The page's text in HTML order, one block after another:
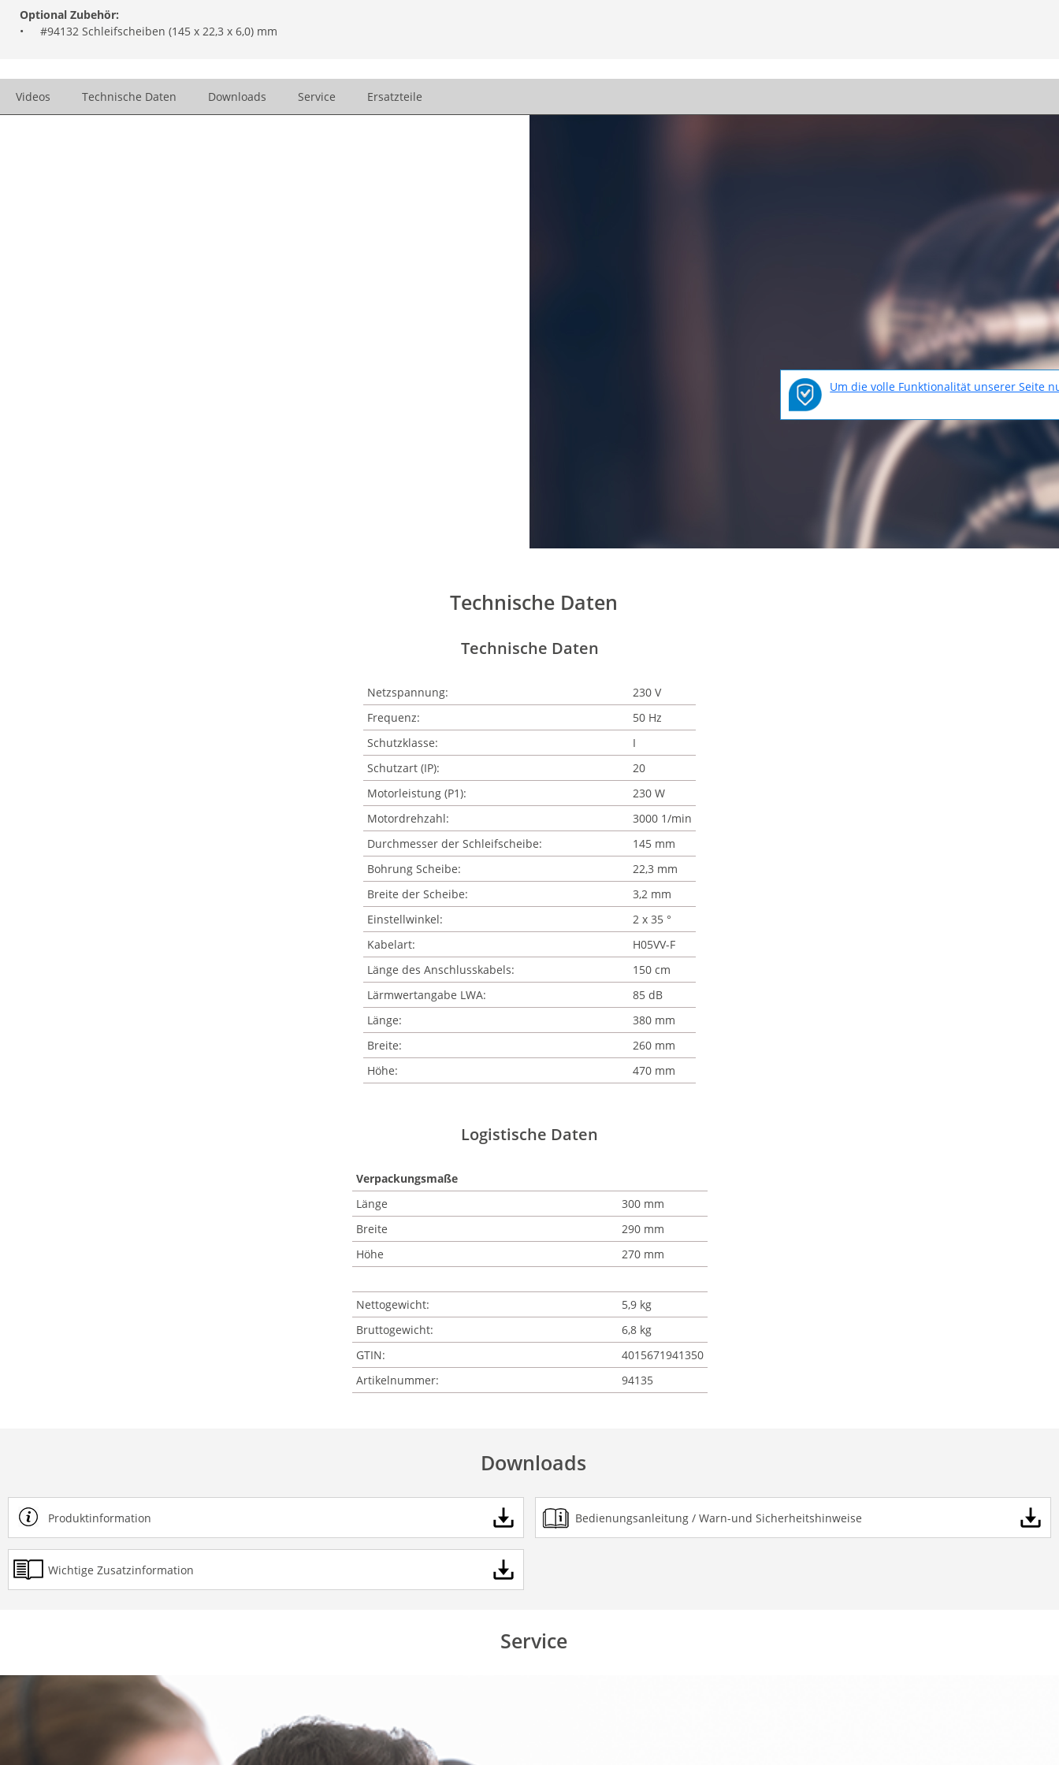
Optional Zubehör:
•
#94132 Schleifscheiben (145 x 22,3 x 6,0) mm
Videos Technische Daten Downloads Service Ersatzteile
Um die volle Funktionalität unserer Seite
Technische Daten
Technische Daten
Netzspannung:
230 V
Frequenz:
50 Hz
Schutzklasse:
I
Schutzart (IP):
20
Motorleistung (P1):
230 W
Motordrehzahl:
3000 1/min
Durchmesser der Schleifscheibe:
145 mm
Bohrung Scheibe:
22,3 mm
Breite der Scheibe:
3,2 mm
Einstellwinkel:
2 x 35 °
Kabelart:
H05VV-F
Länge des Anschlusskabels:
150 cm
Lärmwertangabe LWA:
85 dB
Länge:
380 mm
Breite:
260 mm
Höhe:
470 mm
Logistische Daten
Verpackungsmaße
Länge
300 mm
Breite
290 mm
Höhe
270 mm
Nettogewicht:
5,9 kg
Bruttogewicht:
6,8 kg
GTIN:
4015671941350
Artikelnummer:
94135
Downloads
Produktinformation Bedienungsanleitung / Warn-und Sicherheitshinweise
Wichtige Zusatzinformation
Service